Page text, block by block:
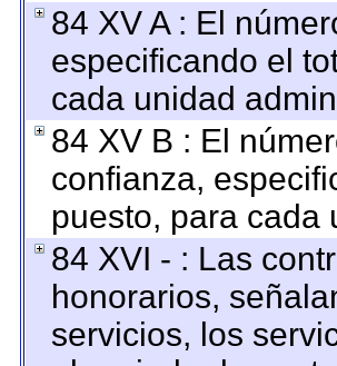
84 XV A : El
especificando el
cada unidad
84 XV B : El
confianza,
puesto, para cada
84 XVI - : Las
honorarios,
servicios, los